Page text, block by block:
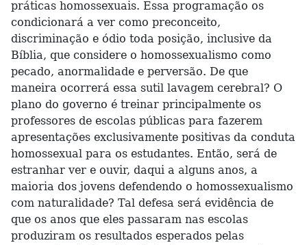
práticas homossexuais. Essa programação os
condicionará a ver como preconceito,
discriminação e ódio toda posição, inclusive da
Bíblia, que considere o homossexualismo como
pecado, anormalidade e perversão. De que
maneira ocorrerá essa sutil lavagem cerebral? O
plano do governo é treinar principalmente os
professores de escolas públicas para fazerem
apresentações exclusivamente positivas da conduta
homossexual para os estudantes. Então, será de
estranhar ver e ouvir, daqui a alguns anos, a
maioria dos jovens defendendo o homossexualismo
com naturalidade? Tal defesa será evidência de
que os anos que eles passaram nas escolas
produziram os resultados esperados pelas